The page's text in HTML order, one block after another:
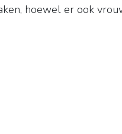
hoewel er ook